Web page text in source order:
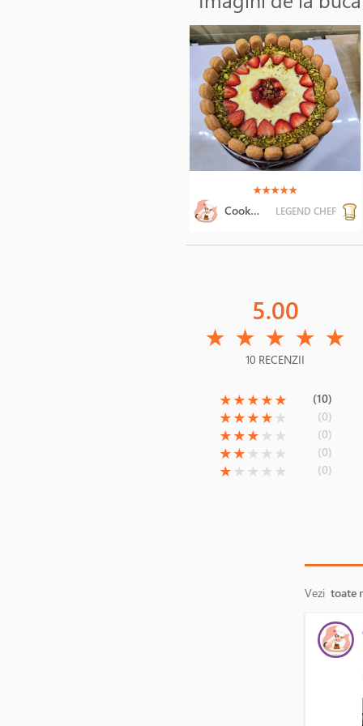
(*)
★(*)
★(*)
★(*)
★(*)
★
Cooking Art LEGEND CHEF
5.00
★ ★ ★ ★ ★
10 RECENZII
(*)
★(*)
★(*)
★(*)
★(*)
★ (10)
(*)
★(*)
★(*)
★(*)
★ ( )
★ (0)
(*)
★(*)
★(*)
★ ( )
★ ( )
★ (0)
(*)
★(*)
★ ( )
★ ( )
★ ( )
★ (0)
(*)
★ ( )
★ ( )
★ ( )
★ ( )
★ (0)
Vezi toate